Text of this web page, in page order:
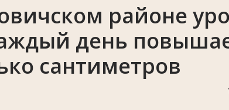
районе
день
сантиметров